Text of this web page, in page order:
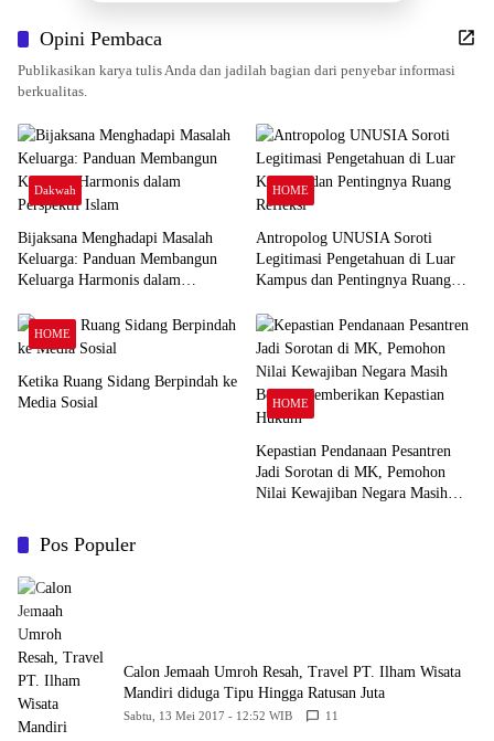
Opini Pembaca
Publikasikan karya tulis Anda dan jadilah bagian dari penyebar informasi
berkualitas.
Dakwah
Bijaksana Menghadapi Masalah
Keluarga: Panduan Membangun
Keluarga Harmonis dalam
HOME
Antropolog UNUSIA Soroti
Legitimasi Pengetahuan di Luar
Kampus dan Pentingnya Ruang
HOME
Ketika Ruang Sidang Berpindah ke
Media Sosial
HOME
Kepastian Pendanaan Pesantren
Jadi Sorotan di MK, Pemohon
Nilai Kewajiban Negara Masih
Pos Populer
Calon Jemaah Umroh Resah, Travel PT. Ilham Wisata
Mandiri diduga Tipu Hingga Ratusan Juta
Sabtu, 13 Mei 2017 - 12:52 WIB 11